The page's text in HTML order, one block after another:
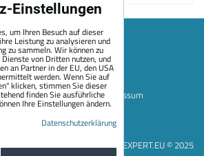
Impressum
EVEXPERT.EU © 2025
Einstellungen
um Ihren Besuch auf dieser
Leistung zu analysieren und
zu sammeln. Wir können zu
von Dritten nutzen, und
an Partner in der EU, den USA
werden. Wenn Sie auf
klicken, stimmen Sie dieser
finden Sie ausführliche
Ihre Einstellungen ändern.
Datenschutzerklärung